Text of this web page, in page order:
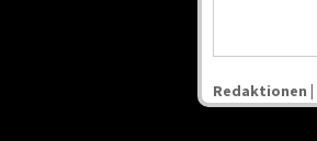
Redaktionen |